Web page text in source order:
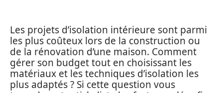
Les projets d’isolation intérieure sont parmi
les plus coûteux lors de la construction ou
de la rénovation d’une maison. Comment
gérer son budget tout en choisissant les
matériaux et les techniques d’isolation les
plus adaptés ? Si cette question vous